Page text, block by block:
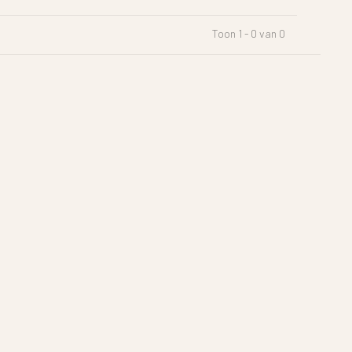
Toon 1 - 0 van 0